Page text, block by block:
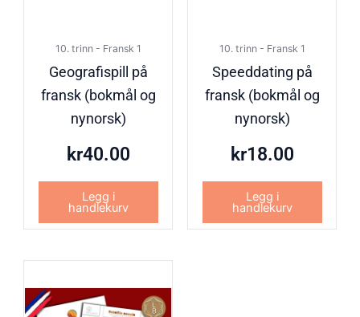
10. trinn - Fransk 1
Geografispill på
fransk (bokmål og
nynorsk)
kr40.00
Legg i
handlekurv
10. trinn - Fransk 1
Speeddating på
fransk (bokmål og
nynorsk)
kr18.00
Legg i
handlekurv